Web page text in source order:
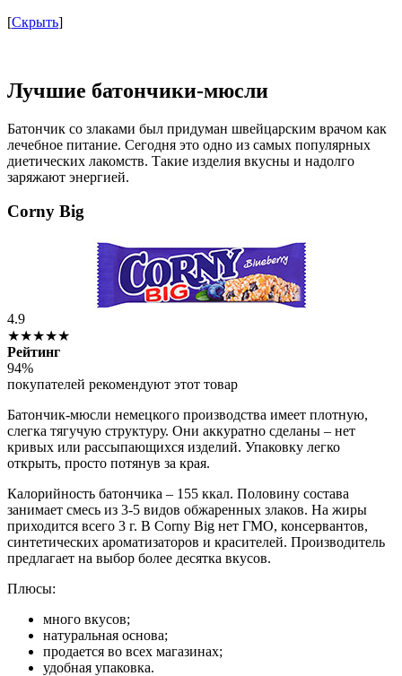
[Скрыть]
Лучшие батончики-мюсли
Батончик со злаками был придуман швейцарским врачом как
лечебное питание. Сегодня это одно из самых популярных
диетических лакомств. Такие изделия вкусны и надолго
заряжают энергией.
Corny Big
4.9
★★★★★
Рейтинг
94%
покупателей рекомендуют этот товар
Батончик-мюсли немецкого производства имеет плотную,
слегка тягучую структуру. Они аккуратно сделаны – нет
кривых или рассыпающихся изделий. Упаковку легко
открыть, просто потянув за края.
Калорийность батончика – 155 ккал. Половину состава
занимает смесь из 3-5 видов обжаренных злаков. На жиры
приходится всего 3 г. В Corny Big нет ГМО, консервантов,
синтетических ароматизаторов и красителей. Производитель
предлагает на выбор более десятка вкусов.
Плюсы:
много вкусов;
натуральная основа;
продается во всех магазинах;
удобная упаковка.